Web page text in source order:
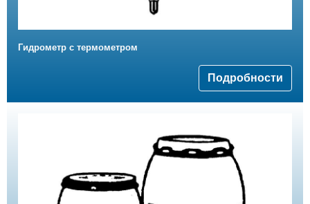
Гидрометр с термометром
Подробности